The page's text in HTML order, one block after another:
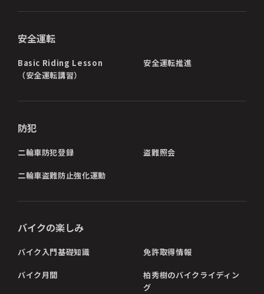
安全運転
Basic Riding Lesson
（安全運転講習）
安全運転推進
防犯
二輪車防犯登録 盗難照会
二輪車盗難防止強化運動
バイクの楽しみ
バイク入門基礎知識 免許取得情報
バイク月間
柏秀樹のバイクライディン
グ